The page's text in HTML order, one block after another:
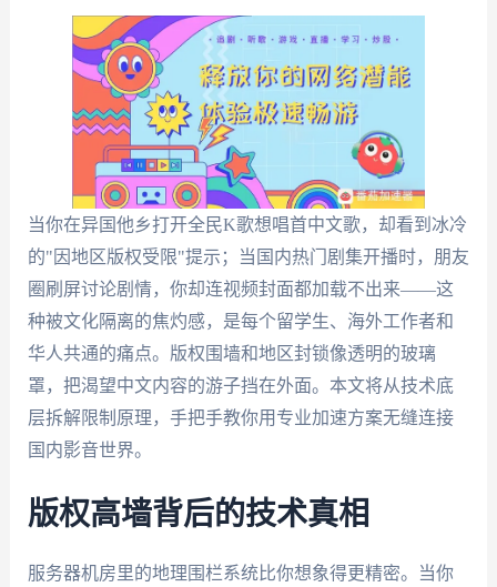
当你在异国他乡打开全民K歌想唱首中文歌，却看到冰冷
的"因地区版权受限"提示；当国内热门剧集开播时，朋友
圈刷屏讨论剧情，你却连视频封面都加载不出来——这
种被文化隔离的焦灼感，是每个留学生、海外工作者和
华人共通的痛点。版权围墙和地区封锁像透明的玻璃
罩，把渴望中文内容的游子挡在外面。本文将从技术底
层拆解限制原理，手把手教你用专业加速方案无缝连接
国内影音世界。
版权高墙背后的技术真相
服务器机房里的地理围栏系统比你想象得更精密。当你